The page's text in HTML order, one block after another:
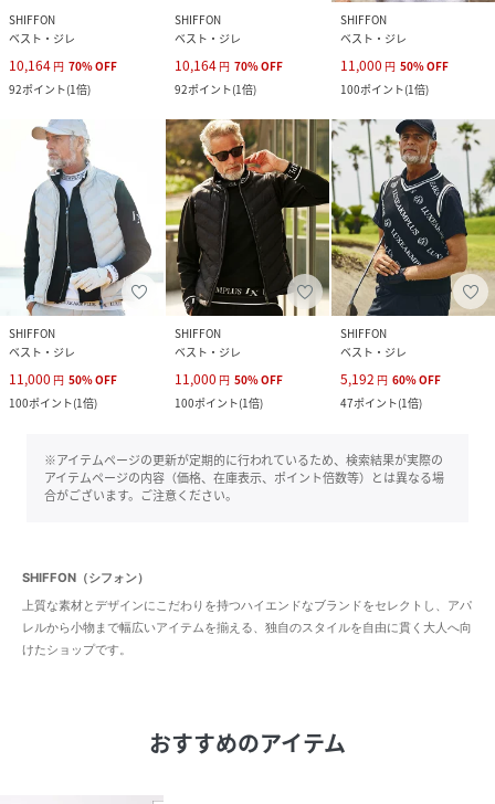
SHIFFON
ベスト・ジレ
10,164 円 70%OFF
92ポイント(1倍)
SHIFFON
ベスト・ジレ
10,164 円 70%OFF
92ポイント(1倍)
SHIFFON
ベスト・ジレ
11,000 円 50%OFF
100ポイント(1倍)
SHIFFON
ベスト・ジレ
11,000 円 50%OFF
100ポイント(1倍)
SHIFFON
ベスト・ジレ
11,000 円 50%OFF
100ポイント(1倍)
SHIFFON
ベスト・ジレ
5,192 円 60%OFF
47ポイント(1倍)
※アイテムページの更新が定期的に行われているため、検索結果が実際の
アイテムページの内容（価格、在庫表示、ポイント倍数等）とは異なる場
合がございます。ご注意ください。
SHIFFON（シフォン）
上質な素材とデザインにこだわりを持つハイエンドなブランドをセレクトし、アパ
レルから小物まで幅広いアイテムを揃える、独自のスタイルを自由に貫く大人へ向
けたショップです。
おすすめのアイテム